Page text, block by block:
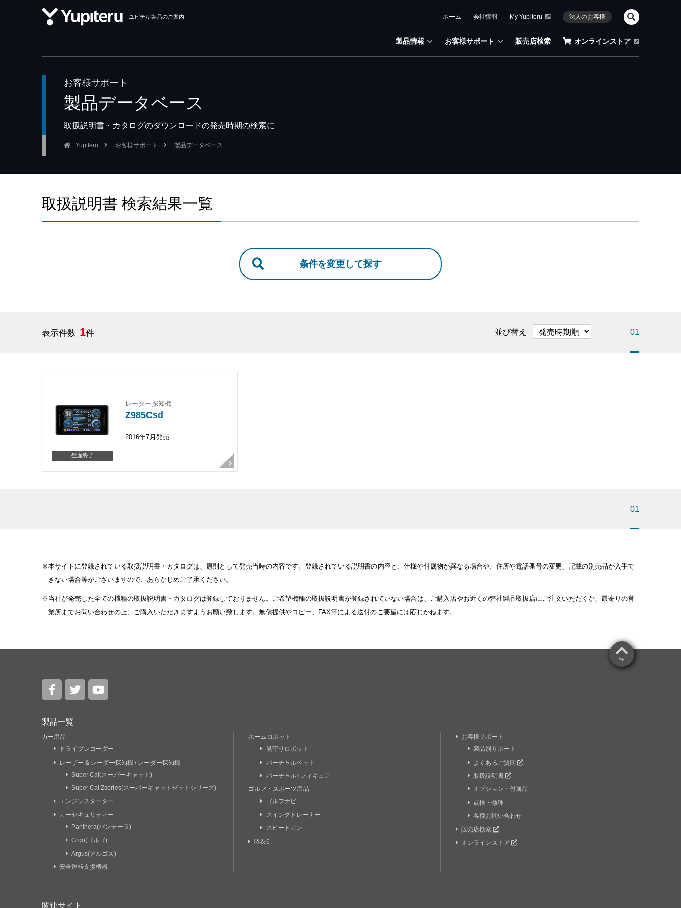
ユピテル製品のご案内 ホーム 会社情報 My Yupiteru 法人のお客様
製品情報 お客様サポート 販売店検索 オンラインストア
お客様サポート
製品データベース
取扱説明書・カタログのダウンロードの発売時期の検索に
Yupiteru お客様サポート 製品データベース
取扱説明書 検索結果一覧
表示件数 1件 並び替え 01
生産終了
レーダー探知機
Z985Csd
2016年7月発売
01
本サイトに登録されている取扱説明書・カタログは、原則として発売当時の内容です。登録されている説明書の内容と、仕様や付属物が異なる場合や、住所や電話番号の変更、記載の別売品が入手で
きない場合等がございますので、あらかじめご了承ください。
当社が発売した全ての機種の取扱説明書・カタログは登録しておりません。ご希望機種の取扱説明書が登録されていない場合は、ご購入店やお近くの弊社製品取扱店にご注文いただくか、最寄りの営
業所までお問い合わせの上、ご購入いただきますようお願い致します。無償提供やコピー、FAX等による送付のご要望には応じかねます。
製品一覧
カー用品
ドライブレコーダー
レーザー & レーダー探知機 / レーダー探知機
Super Cat(スーパーキャット)
Super Cat Zseries(スーパーキャットゼットシリーズ)
エンジンスターター
カーセキュリティー
Panthera(パンテーラ)
Grgo(ゴルゴ)
Argus(アルゴス)
安全運転支援機器
ホームロボット
見守りロボット
バーチャルペット
バーチャル×フィギュア
ゴルフ・スポーツ用品
ゴルフナビ
スイングトレーナー
スピードガン
羽衣6
お客様サポート
製品別サポート
よくあるご質問
取扱説明書
オプション・付属品
点検・修理
各種お問い合わせ
販売店検索
オンラインストア
関連サイト
top